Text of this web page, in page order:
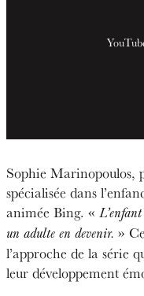
Sophie Marinopoulos,
spécialisée dans
animée Bing. «
un adulte en devenir. »
l’approche de la série
leur développement